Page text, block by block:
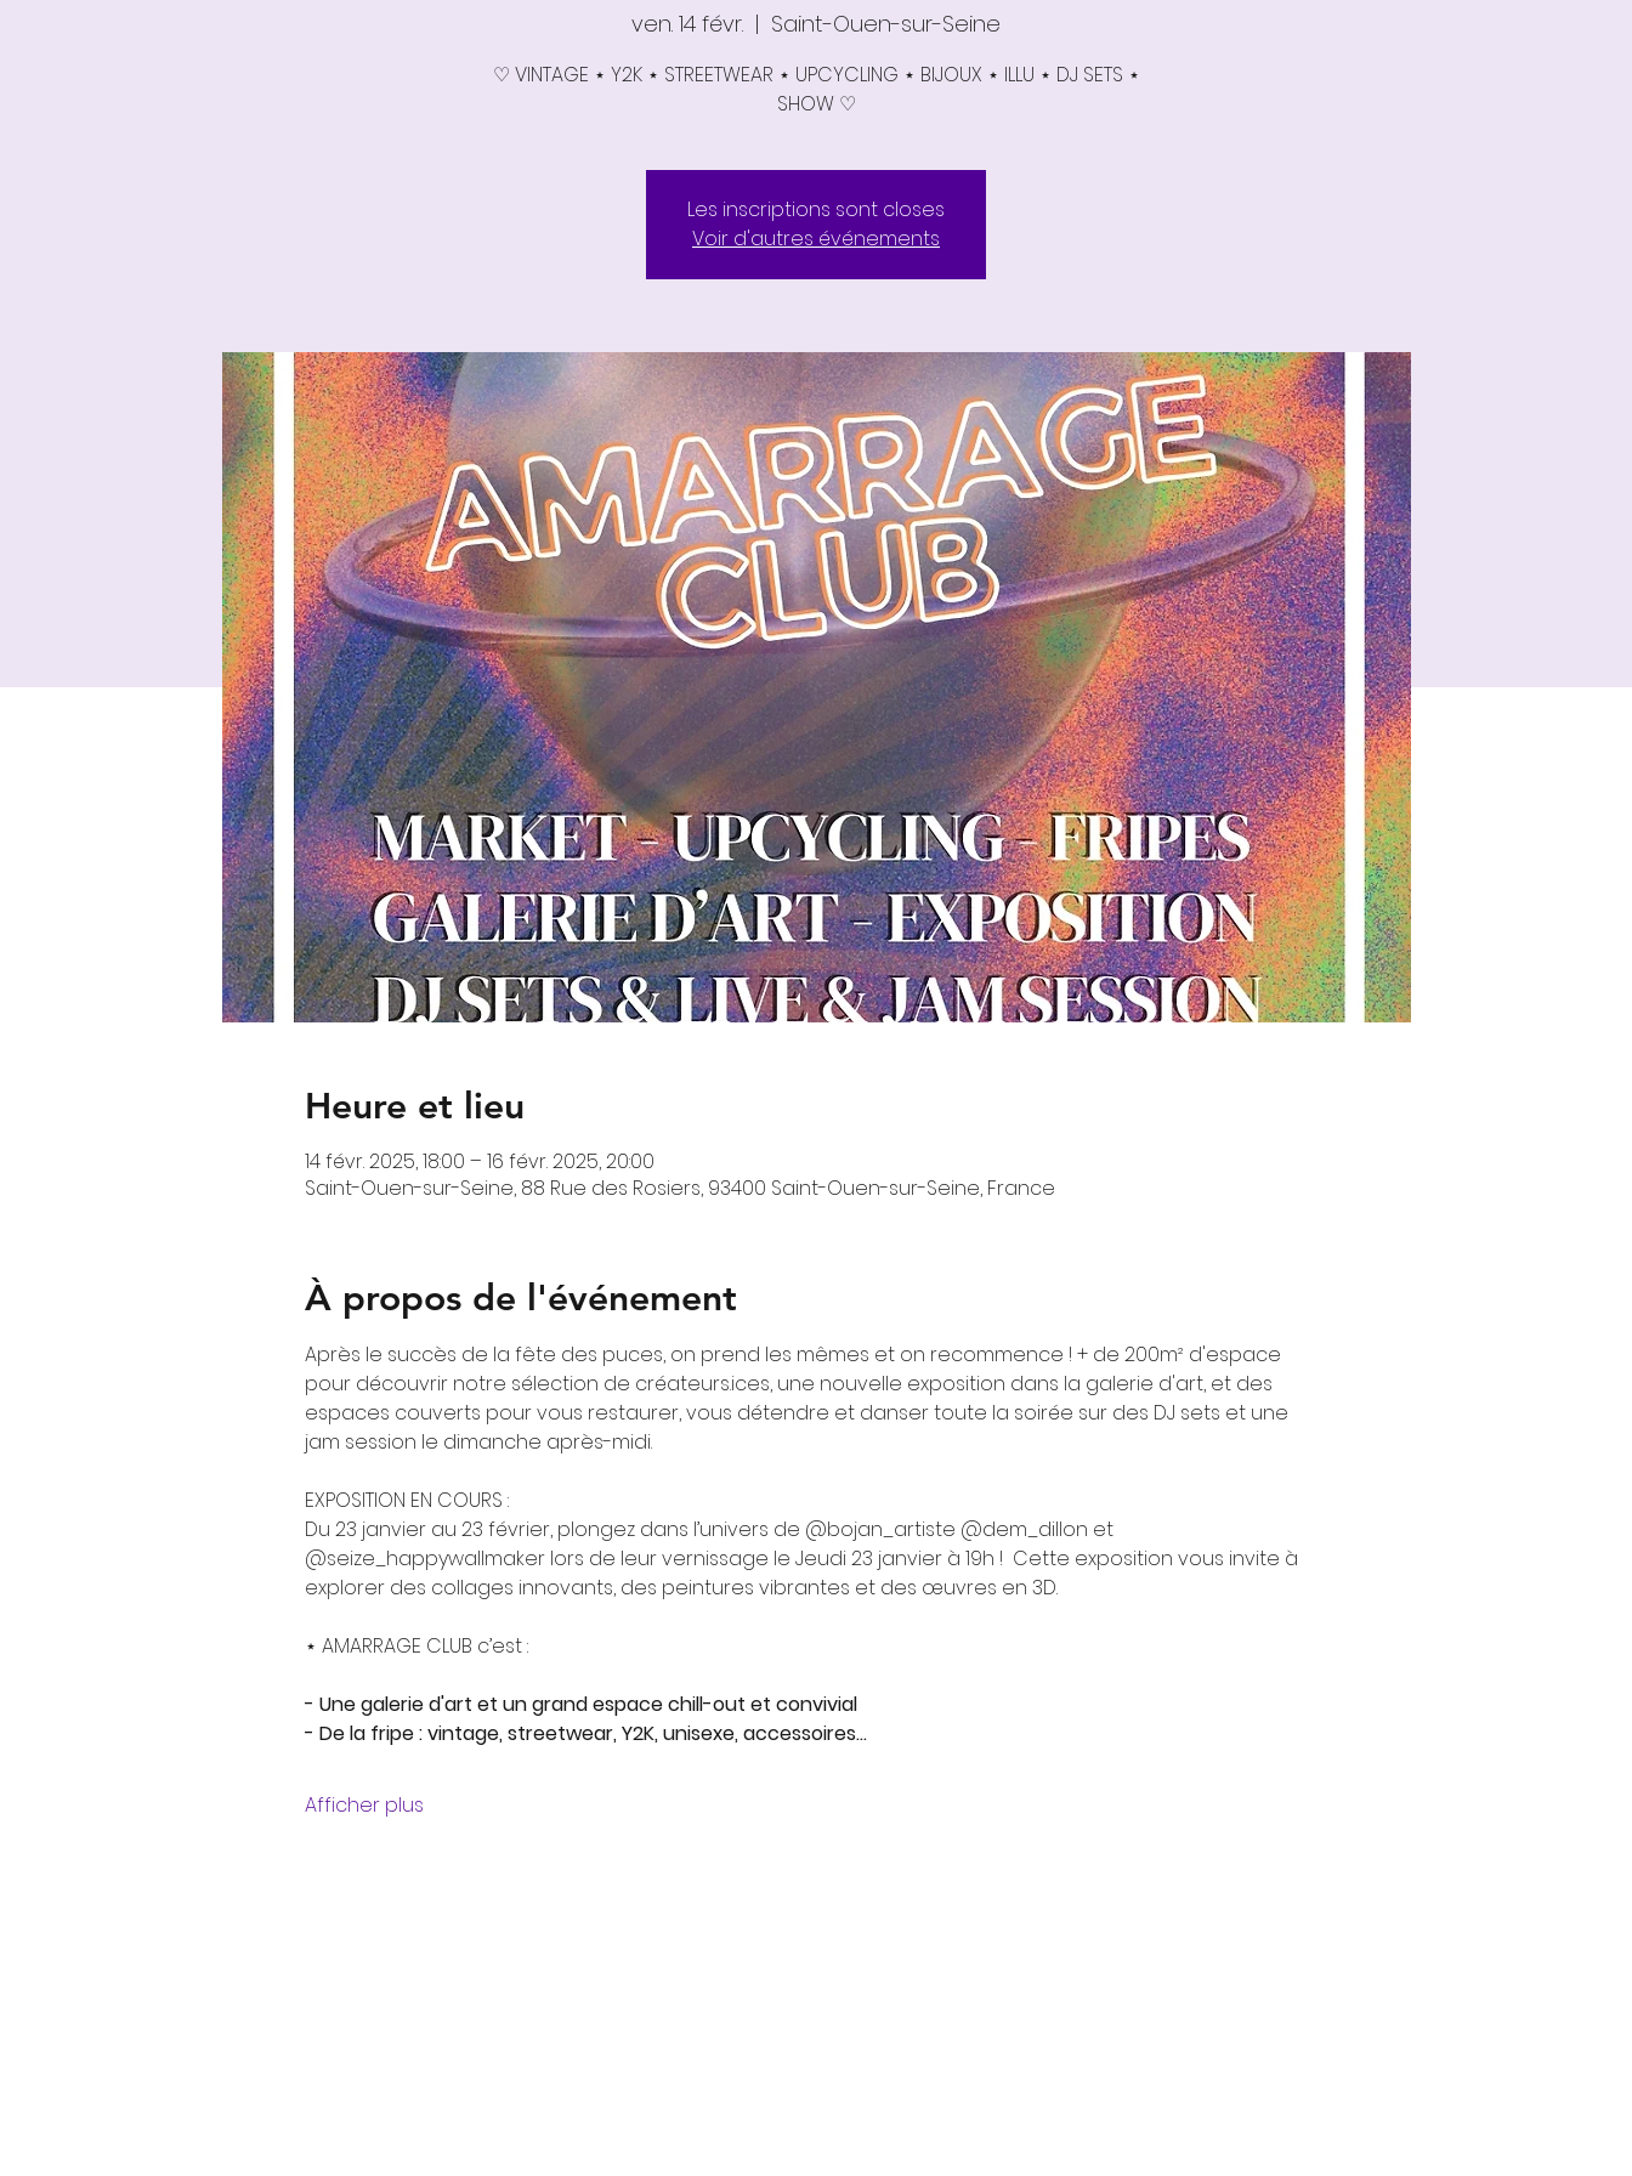
ven. 14 févr.
  |
Saint-Ouen-sur-Seine
♡ VINTAGE ⋆ Y2K ⋆ STREETWEAR ⋆ UPCYCLING ⋆ BIJOUX ⋆ ILLU ⋆ DJ SETS ⋆
SHOW ♡
Les inscriptions sont closes
Voir d'autres événements
Heure et lieu
14 févr. 2025, 18:00 – 16 févr. 2025, 20:00
Saint-Ouen-sur-Seine, 88 Rue des Rosiers, 93400 Saint-Ouen-sur-Seine, France
À propos de l'événement
Après le succès de la fête des puces, on prend les mêmes et on recommence ! + de 200m² d'espace
pour découvrir notre sélection de créateurs.ices, une nouvelle exposition dans la galerie d'art, et des
espaces couverts pour vous restaurer, vous détendre et danser toute la soirée sur des DJ sets et une
jam session le dimanche après-midi.
EXPOSITION EN COURS :
Du 23 janvier au 23 février, plongez dans l’univers de @bojan_artiste @dem_dillon et
@seize_happywallmaker lors de leur vernissage le Jeudi 23 janvier à 19h !  Cette exposition vous invite à
explorer des collages innovants, des peintures vibrantes et des œuvres en 3D.
⋆ AMARRAGE CLUB c’est :
- Une galerie d'art et un grand espace chill-out et convivial
- De la fripe : vintage, streetwear, Y2K, unisexe, accessoires…
Afficher plus